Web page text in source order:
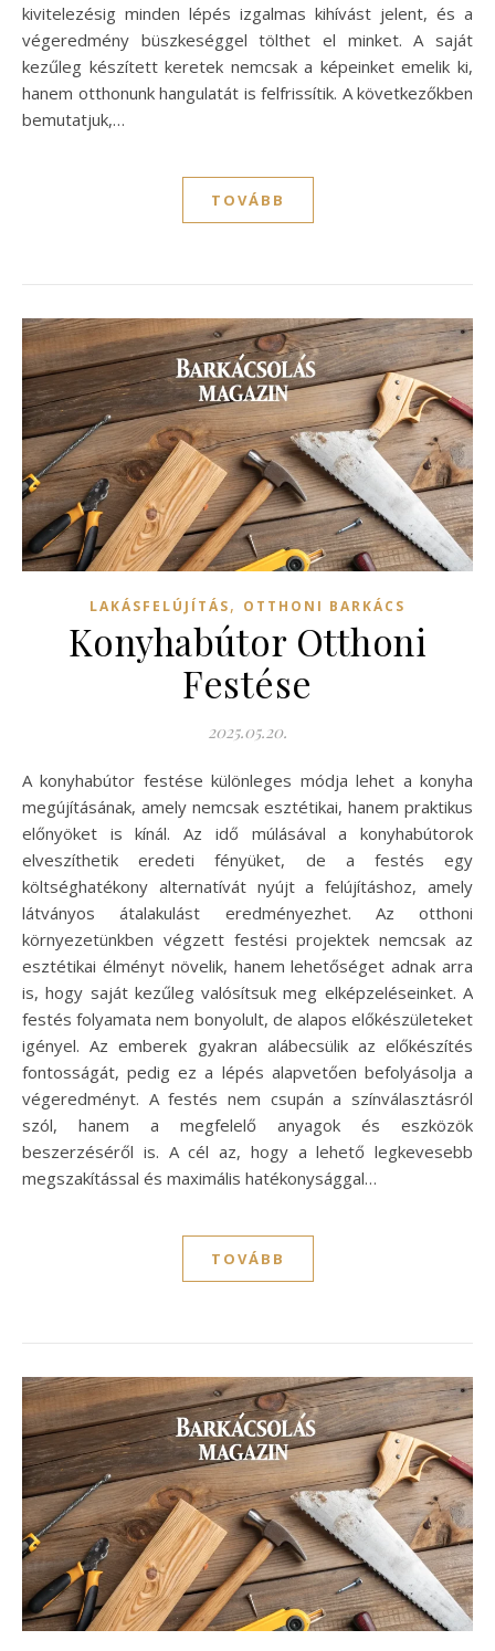
kivitelezésig minden lépés izgalmas kihívást jelent, és a
végeredmény büszkeséggel tölthet el minket. A saját
kezűleg készített keretek nemcsak a képeinket emelik ki,
hanem otthonunk hangulatát is felfrissítik. A következőkben
bemutatjuk,…
TOVÁBB
LAKÁSFELÚJÍTÁS, OTTHONI BARKÁCS
Konyhabútor Otthoni
Festése
2025.05.20.
A konyhabútor festése különleges módja lehet a konyha
megújításának, amely nemcsak esztétikai, hanem praktikus
előnyöket is kínál. Az idő múlásával a konyhabútorok
elveszíthetik eredeti fényüket, de a festés egy
költséghatékony alternatívát nyújt a felújításhoz, amely
látványos átalakulást eredményezhet. Az otthoni
környezetünkben végzett festési projektek nemcsak az
esztétikai élményt növelik, hanem lehetőséget adnak arra
is, hogy saját kezűleg valósítsuk meg elképzeléseinket. A
festés folyamata nem bonyolult, de alapos előkészületeket
igényel. Az emberek gyakran alábecsülik az előkészítés
fontosságát, pedig ez a lépés alapvetően befolyásolja a
végeredményt. A festés nem csupán a színválasztásról
szól, hanem a megfelelő anyagok és eszközök
beszerzéséről is. A cél az, hogy a lehető legkevesebb
megszakítással és maximális hatékonysággal…
TOVÁBB